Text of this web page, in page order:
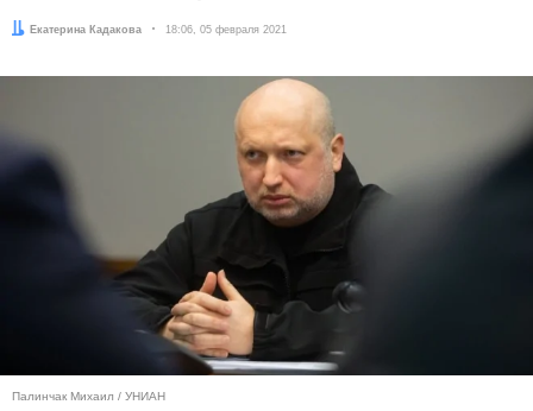
Автор:Екатерина Кадакова Дата:
18:06, 05 февраля 2021
Палинчак Михаил / УНИАН